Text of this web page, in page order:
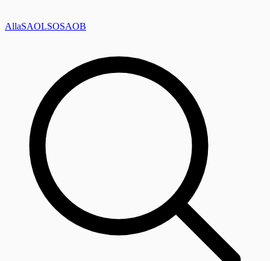
AllaSAOLSOSAOB